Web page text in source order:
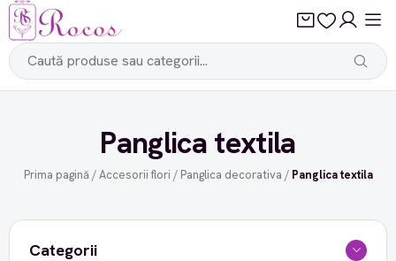
Panglica textila
Prima pagină /Accesorii flori / Panglica decorativa / Panglica textila
Categorii